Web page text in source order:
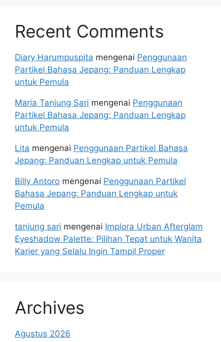
Recent Comments
Diary Harumpuspita mengenai Penggunaan
Partikel Bahasa Jepang: Panduan Lengkap
untuk Pemula
Maria Tanjung Sari mengenai Penggunaan
Partikel Bahasa Jepang: Panduan Lengkap
untuk Pemula
Lita mengenai Penggunaan Partikel Bahasa
Jepang: Panduan Lengkap untuk Pemula
Billy Antoro mengenai Penggunaan Partikel
Bahasa Jepang: Panduan Lengkap untuk
Pemula
tanjung sari mengenai Implora Urban Afterglam
Eyeshadow Palette: Pilihan Tepat untuk Wanita
Karier yang Selalu Ingin Tampil Proper
Archives
Agustus 2026